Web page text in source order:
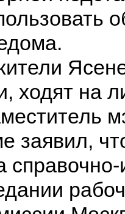
ходят на
заявил,